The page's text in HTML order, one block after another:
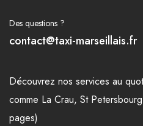
Des questions ?
contact@taxi-marseillais.fr
Découvrez nos services au
comme La Crau, St Petersbourg
pages)